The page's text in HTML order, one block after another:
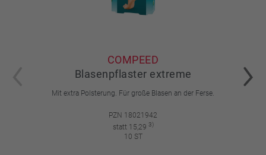
COMPEED
Blasenpflaster extreme
Mit extra Polsterung. Für große Blasen an der Ferse.
PZN 18021942
statt 15,29 3)
10 ST